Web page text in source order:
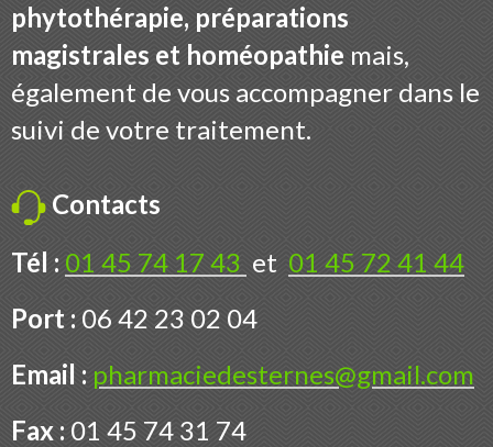
phytothérapie, préparations
magistrales et homéopathie mais,
également de vous accompagner dans le
suivi de votre traitement.
Contacts
Tél : 01 45 74 17 43 et 01 45 72 41 44
Port : 06 42 23 02 04
Email : pharmaciedesternes@gmail.com
Fax : 01 45 74 31 74